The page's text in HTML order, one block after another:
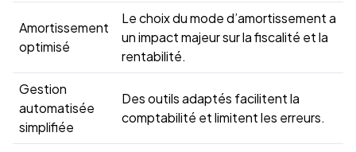
Amortissement
optimisé
Le choix du mode d’amortissement a
un impact majeur sur la fiscalité et la
rentabilité.
Gestion
automatisée
simplifiée
Des outils adaptés facilitent la
comptabilité et limitent les erreurs.